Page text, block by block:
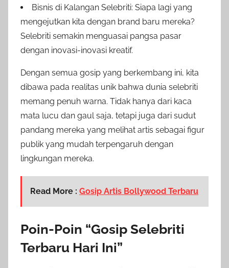
Bisnis di Kalangan Selebriti: Siapa lagi yang
mengejutkan kita dengan brand baru mereka?
Selebriti semakin menguasai pangsa pasar
dengan inovasi-inovasi kreatif.
Dengan semua gosip yang berkembang ini, kita
dibawa pada realitas unik bahwa dunia selebriti
memang penuh warna. Tidak hanya dari kaca
mata lucu dan gaul saja, tetapi juga dari sudut
pandang mereka yang melihat artis sebagai figur
publik yang mudah terpengaruh dengan
lingkungan mereka.
Read More : Gosip Artis Bollywood Terbaru
Poin-Poin “Gosip Selebriti
Terbaru Hari Ini”